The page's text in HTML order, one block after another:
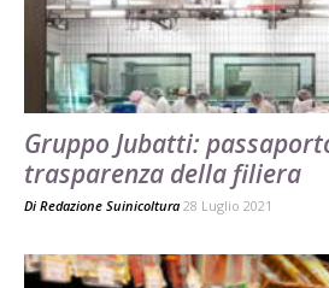
Gruppo Jubatti:
trasparenza della filiera
Di Redazione Suinicoltura 28 Luglio 2021